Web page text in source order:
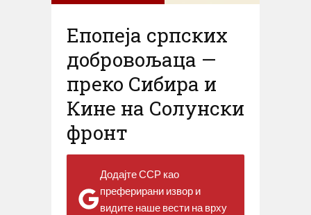
Епопеја српских
добровољаца —
преко Сибира и
Кине на Солунски
фронт
Додајте ССР као
преферирани извор и
видите наше вести на врху